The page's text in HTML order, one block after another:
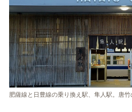
肥薩線と日豊線の乗り換え駅、隼人駅。唐